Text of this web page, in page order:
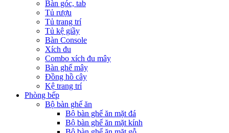
Bàn góc, tab
Tủ rượu
Tủ trang trí
Tủ kệ giầy
Bàn Console
Xích đu
Combo xích đu mây
Bàn ghế mây
Đồng hồ cây
Kệ trang trí
Phòng bếp
Bộ bàn ghế ăn
Bộ bàn ghế ăn mặt đá
Bộ bàn ghế ăn mặt kính